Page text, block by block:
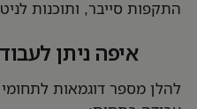
התקפות סייבר, ותוכנות
איפה ניתן
להלן מספר דוגמאות